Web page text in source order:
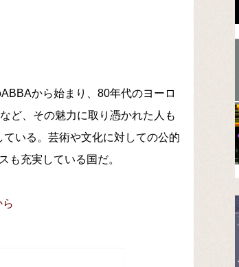
から始まり、80年代のヨーロ
ど、その魅力に取り憑かれた人も
いる。芸術や文化に対しての公的
も充実している国だ。